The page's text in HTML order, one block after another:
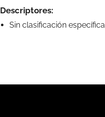
Descriptores:
Sin clasificación específica